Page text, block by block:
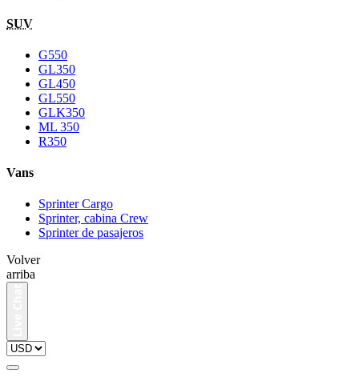
SUV
G550
GL350
GL450
GL550
GLK350
ML 350
R350
Vans
Sprinter Cargo
Sprinter, cabina Crew
Sprinter de pasajeros
Volver
arriba